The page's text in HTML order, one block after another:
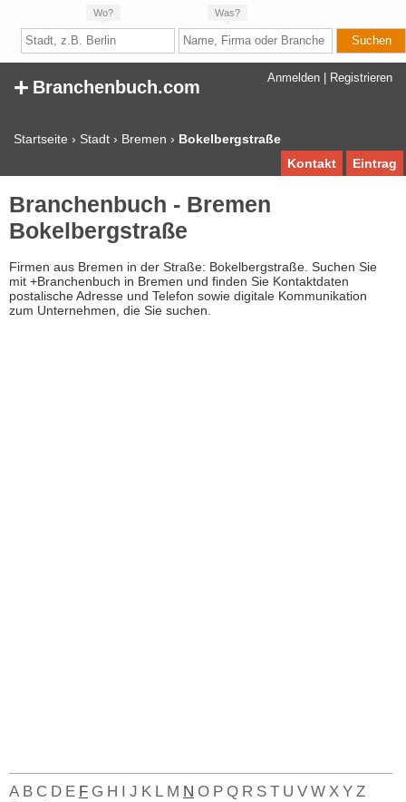
Wo? Was?
Anmelden Registrieren
+ Branchenbuch.com
Startseite › Stadt › Bremen › Bokelbergstraße
Eintrag
Kontakt
Branchenbuch - Bremen
Bokelbergstraße
Firmen aus Bremen in der Straße: Bokelbergstraße. Suchen Sie
mit +Branchenbuch in Bremen und finden Sie Kontaktdaten
postalische Adresse und Telefon sowie digitale Kommunikation
zum Unternehmen, die Sie suchen.
A B C D E F G H I J K L M N O P Q R S T U V W X Y Z